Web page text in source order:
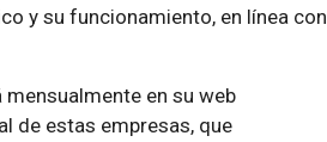
y su funcionamiento, en línea con
en su web
de estas empresas, que